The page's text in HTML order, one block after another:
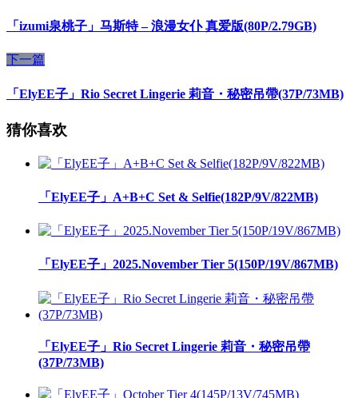
「izumi泉桃子」马斯特 – 浪漫女仆 真爱版(80P/2.79GB)
下一篇
「ElyEE子」Rio Secret Lingerie 莉音・秘密吊帶(37P/73MB)
猜你喜欢
「ElyEE子」A+B+C Set & Selfie(182P/9V/822MB)
「ElyEE子」2025.November Tier 5(150P/19V/867MB)
「ElyEE子」Rio Secret Lingerie 莉音・秘密吊帶
(37P/73MB)